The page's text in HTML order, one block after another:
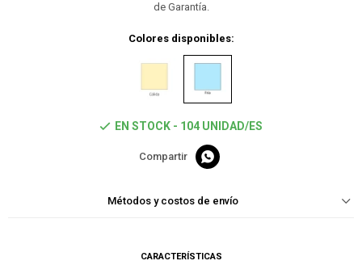
de Garantía.
Colores disponibles:
EN STOCK - 104 UNIDAD/ES

Métodos y costos de envío
CARACTERÍSTICAS